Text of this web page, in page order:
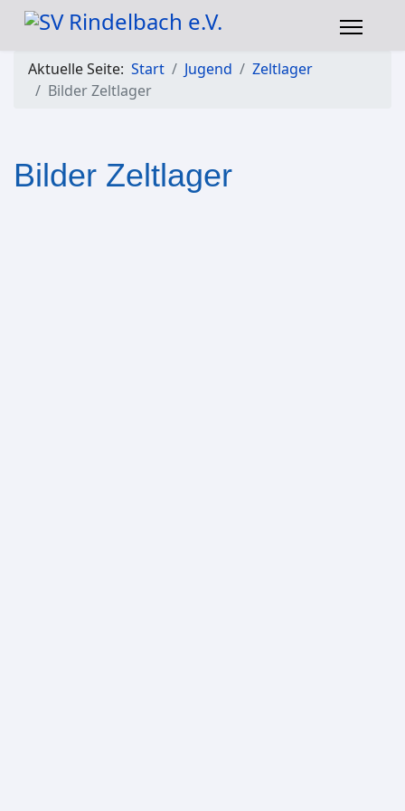
Aktuelle Seite: Start Jugend
Zeltlager
Bilder Zeltlager
Bilder Zeltlager